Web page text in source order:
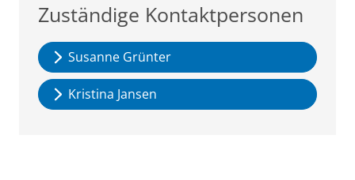
Zuständige Kontaktpersonen
Susanne Grünter
Kristina Jansen